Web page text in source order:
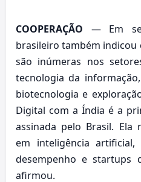
COOPERAÇÃO — Em
brasileiro também indicou
são inúmeras nos
tecnologia da
biotecnologia e
Digital com a Índia é a
assinada pelo Brasil. Ela
em inteligência
desempenho e startups
afirmou.